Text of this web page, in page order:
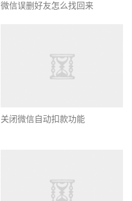
微信误删好友怎么找回来
关闭微信自动扣款功能